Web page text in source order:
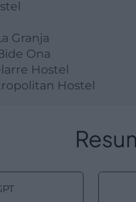
Granja
Ona
Hostel
Hostel